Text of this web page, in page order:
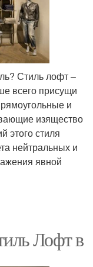
Стиль лофт –
всего присущи
и
изящество
этого стиля
нейтральных и
явной
Лофт в